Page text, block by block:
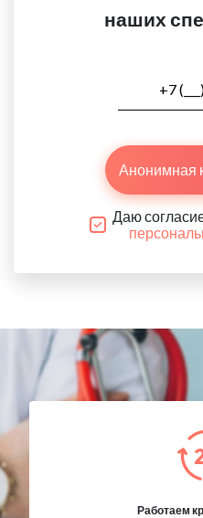
наших
Анонимная
Даю
Работаем